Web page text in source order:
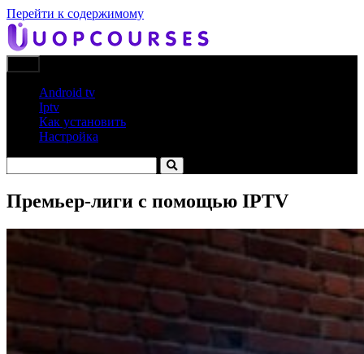
Перейти к содержимому
uopcourses
uopcourses
Android tv
Iptv
Как установить
Настройка
Премьер-лиги с помощью IPTV